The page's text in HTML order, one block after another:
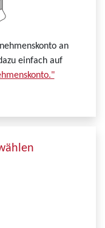
an
einfach auf